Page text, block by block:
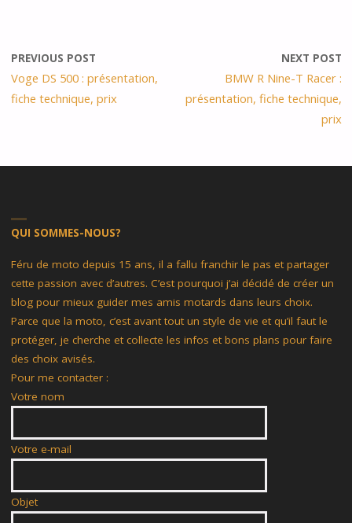
PREVIOUS POST
Voge DS 500 : présentation,
fiche technique, prix
NEXT POST
BMW R Nine-T Racer :
présentation, fiche technique,
prix
QUI SOMMES-NOUS?
Féru de moto depuis 15 ans, il a fallu franchir le pas et partager
cette passion avec d’autres. C’est pourquoi j’ai décidé de créer un
blog pour mieux guider mes amis motards dans leurs choix.
Parce que la moto, c’est avant tout un style de vie et qu’il faut le
protéger, je cherche et collecte les infos et bons plans pour faire
des choix avisés.
Pour me contacter :
Votre nom
Votre e-mail
Objet